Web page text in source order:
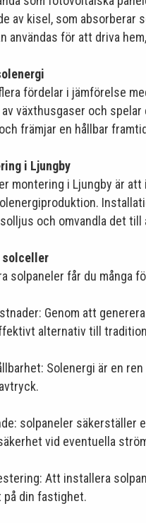
av kisel, som absorberar
användas för att driva
fördelar i jämförelse
växthusgaser och
främjar en hållbar
i Ljungby
montering i Ljungby är
och omvandla det
solceller
solpaneler får du många
Genom att
alternativ till
Solenergi är en
solpaneler säkerställer
vid eventuella
Att installera
på din fastighet.